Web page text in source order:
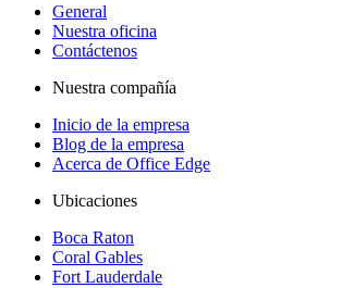
General
Nuestra oficina
Contáctenos
Nuestra compañía
Inicio de la empresa
Blog de la empresa
Acerca de Office Edge
Ubicaciones
Boca Raton
Coral Gables
Fort Lauderdale